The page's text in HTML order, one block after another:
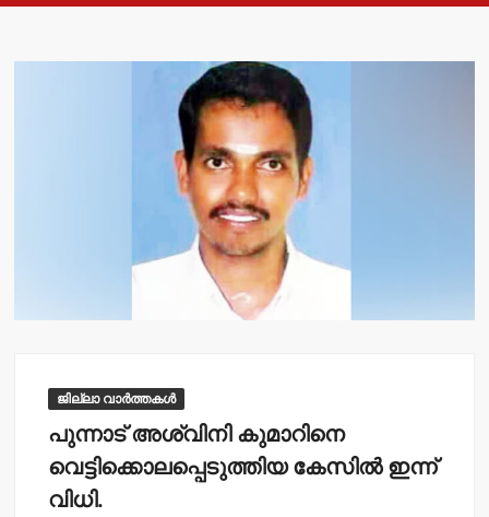
ജില്ലാ വാർത്തകൾ
പുന്നാട് അശ്വിനി കുമാറിനെ
വെട്ടിക്കൊലപ്പെടുത്തിയ കേസിൽ ഇന്ന്
വിധി.